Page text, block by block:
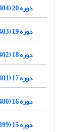
دوره 20 (1404)
دوره 19 (1403)
دوره 18 (1402)
دوره 17 (1401)
دوره 16 (1400)
دوره 15 (1399)